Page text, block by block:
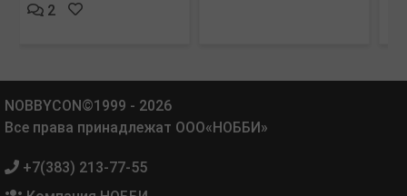
2
NOBBYCON©1999 - 2026
Все права принадлежат ООО«НОББИ»
+7(383) 213-77-55